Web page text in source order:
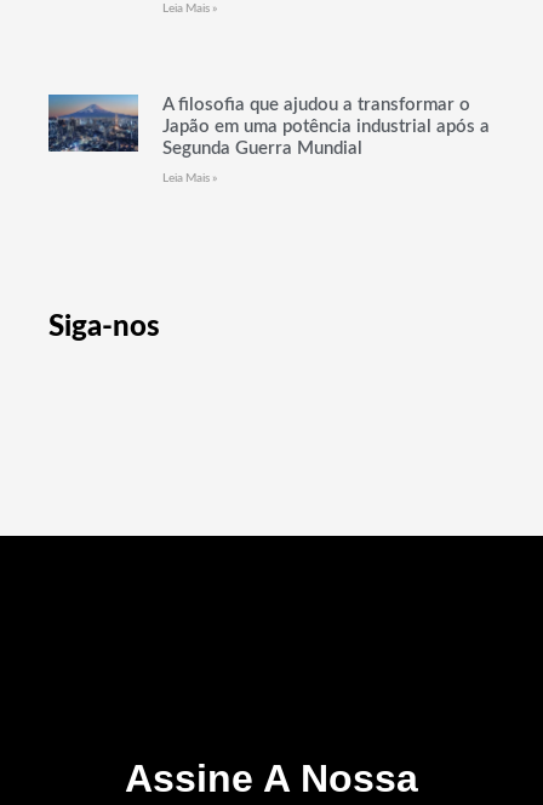
Leia Mais »
A filosofia que ajudou a transformar o
Japão em uma potência industrial após a
Segunda Guerra Mundial
Leia Mais »
Siga-nos
Assine A Nossa